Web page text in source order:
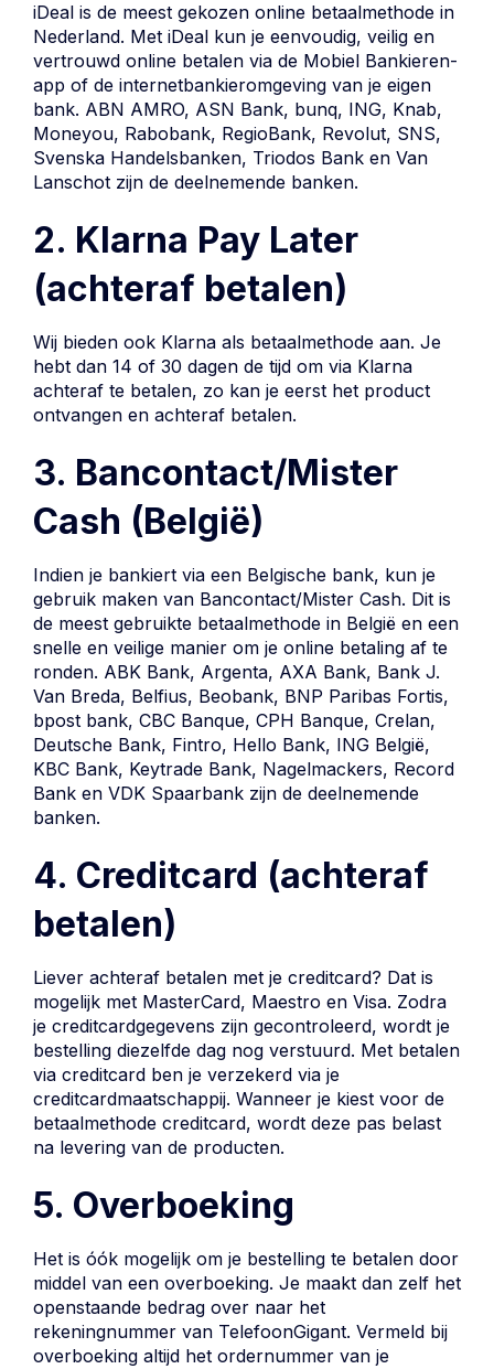
iDeal is de meest gekozen online betaalmethode in
Nederland. Met iDeal kun je eenvoudig, veilig en
vertrouwd online betalen via de Mobiel Bankieren-
app of de internetbankieromgeving van je eigen
bank. ABN AMRO, ASN Bank, bunq, ING, Knab,
Moneyou, Rabobank, RegioBank, Revolut, SNS,
Svenska Handelsbanken, Triodos Bank en Van
Lanschot zijn de deelnemende banken.
2. Klarna Pay Later
(achteraf betalen)
Wij bieden ook Klarna als betaalmethode aan. Je
hebt dan 14 of 30 dagen de tijd om via Klarna
achteraf te betalen, zo kan je eerst het product
ontvangen en achteraf betalen.
3. Bancontact/Mister
Cash (België)
Indien je bankiert via een Belgische bank, kun je
gebruik maken van Bancontact/Mister Cash. Dit is
de meest gebruikte betaalmethode in België en een
snelle en veilige manier om je online betaling af te
ronden. ABK Bank, Argenta, AXA Bank, Bank J.
Van Breda, Belfius, Beobank, BNP Paribas Fortis,
bpost bank, CBC Banque, CPH Banque, Crelan,
Deutsche Bank, Fintro, Hello Bank, ING België,
KBC Bank, Keytrade Bank, Nagelmackers, Record
Bank en VDK Spaarbank zijn de deelnemende
banken.
4. Creditcard (achteraf
betalen)
Liever achteraf betalen met je creditcard? Dat is
mogelijk met MasterCard, Maestro en Visa. Zodra
je creditcardgegevens zijn gecontroleerd, wordt je
bestelling diezelfde dag nog verstuurd. Met betalen
via creditcard ben je verzekerd via je
creditcardmaatschappij. Wanneer je kiest voor de
betaalmethode creditcard, wordt deze pas belast
na levering van de producten.
5. Overboeking
Het is óók mogelijk om je bestelling te betalen door
middel van een overboeking. Je maakt dan zelf het
openstaande bedrag over naar het
rekeningnummer van TelefoonGigant. Vermeld bij
overboeking altijd het ordernummer van je